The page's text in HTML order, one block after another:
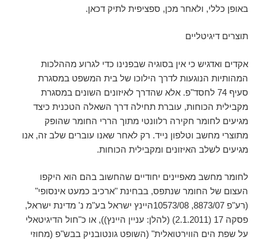
באופן כללי, ולאחר מכן, ספציפית לתיק דכאן.
תוצרים דיגיטליים
אקדים ואדגיש כי אין בסוגיה שבפנינו כדי לגרוע מההלכות
המהותיות הנוגעות לדרך הילוכו של בית המשפט במסגרת
סעיף 74 לחסד"פ. אלא שהדרך לאיזונים השונים במסגרת
מקבילית הכוחות, עוברת תחילה דרך השאלה הטכנית כיצד
מגיעים לחומר חקירה רלוונטי מתוך הררי החומר שהופק
מתוצרי מחשב וטלפון נייד. רק לאחר שאנו עוברים שלב זה, אנו
מגיעים לשלב האיזונים ומקבילית הכוחות.
לחומר מחשב מאפיינים יחודיים שהחשוב בהם הוא היקפו
העצום של החומר שנתפס, בבחינת "ארכיב כמעט אינסופי"
(רע"פ 8873/07, 10573/08היינץ ישראל בע"מ נ' מדינת ישראל,
פסקה 17 (2.1.2011) (להלן: עניין היינץ)), או כ"חול הדיגיטאלי
על שפת הים הווירטואלית" (השופט גונטובניק בבש"פ (מחוזי